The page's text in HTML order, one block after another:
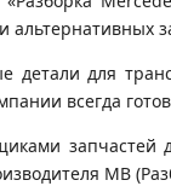
детали для
всегда
запчастей
MB